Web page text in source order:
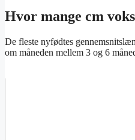
Hvor mange cm
De fleste nyfødtes
om måneden mellem 3 og 6